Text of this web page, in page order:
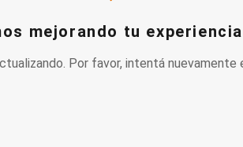
mejorando tu experiencia
Por favor, intentá nuevamente